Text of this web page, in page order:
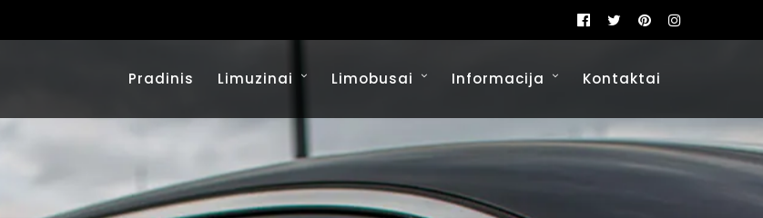
Pradinis Limuzinai Limobusai Informacija Kontaktai